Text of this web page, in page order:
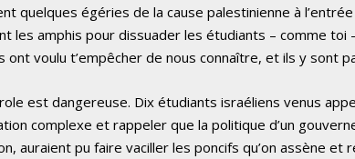
quelques égéries de la cause palestinienne à
les amphis pour dissuader les étudiants – comme toi
voulu t’empêcher de nous connaître, et ils y sont
est dangereuse. Dix étudiants israéliens venus
complexe et rappeler que la politique d’un
auraient pu faire vaciller les poncifs qu’on assène